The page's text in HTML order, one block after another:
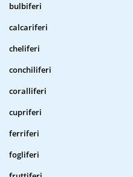
bulbiferi
calcariferi
cheliferi
conchiliferi
coralliferi
cupriferi
ferriferi
fogliferi